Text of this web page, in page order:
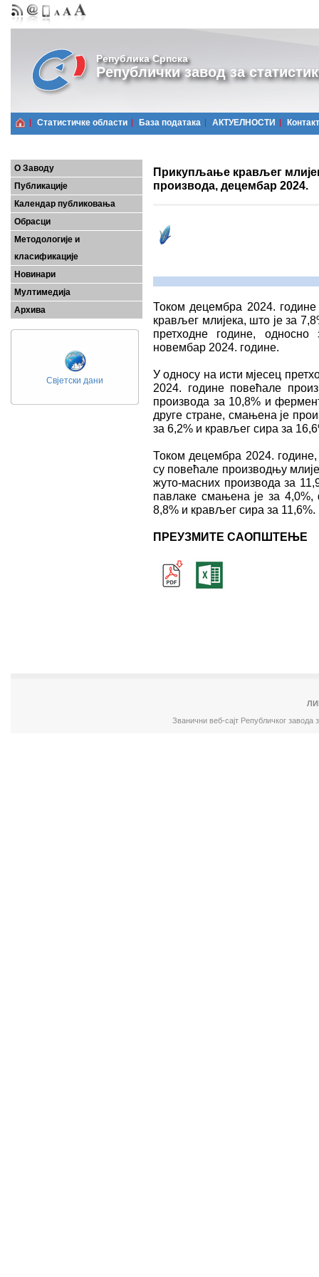
Република Српска
Републички завод за
Статистичке области Базa података АКТУЕЛНОСТИ Контакт
О Заводу
Публикације
Календар публиковања
Обрасци
Методологије и
класификације
Новинари
Мултимедија
Архива
Свјетски дани
Прикупљање крављег
производа, децембар 2024.
Током децембра 2024.
крављег млијека, што је за
претходне године,
новембар 2024. године.
У односу на исти мјесец
2024. године повећале
производа за 10,8% и
друге стране, смањена је
за 6,2% и крављег сира за
Током децембра 2024.
су повећале производњу
жуто-масних производа за
павлаке смањена је за 4,0%,
8,8% и крављег сира за 11,6%.
ПРЕУЗМИТЕ САОПШТЕЊЕ
Званични веб-сајт Републичког